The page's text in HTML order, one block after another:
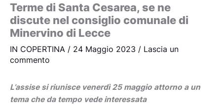
Terme di Santa Cesarea, se ne
discute nel consiglio comunale di
Minervino di Lecce
IN COPERTINA / 24 Maggio 2023 / Lascia un
commento
L’assise si riunisce venerdì 25 maggio attorno a un
tema che da tempo vede interessata